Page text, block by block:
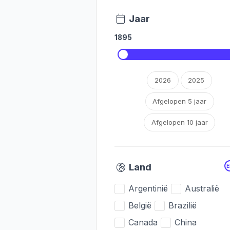
Jaar
1895
2026 2025
Afgelopen 5 jaar
Afgelopen 10 jaar
Land
Argentinië
Australië
België
Brazilië
Canada
China